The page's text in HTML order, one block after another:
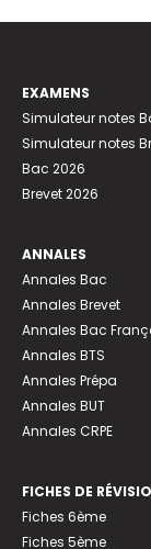
EXAMENS
Simulateur notes
Simulateur notes
Bac 2026
Brevet 2026
ANNALES
Annales Bac
Annales Brevet
Annales Bac
Annales BTS
Annales Prépa
Annales BUT
Annales CRPE
FICHES DE
Fiches 6ème
Fiches 5ème